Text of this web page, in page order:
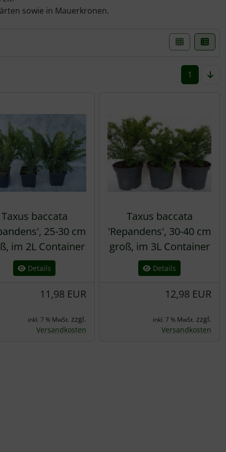
sowie in Mauerkronen.
Box- oder Listenansicht gewählt werden.
1
Taxus baccata
25-30 cm
im 2L Container
Details
11,98 EUR
inkl. 7 % MwSt. zzgl.
Versandkosten
Taxus baccata
'Repandens', 30-40 cm
groß, im 3L Container
Details
12,98 EUR
inkl. 7 % MwSt. zzgl.
Versandkosten